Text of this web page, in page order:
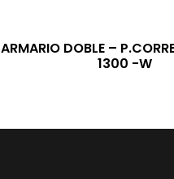
ARMARIO DOBLE –
1300 -W